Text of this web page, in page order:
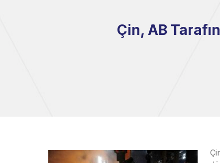
Çin, AB